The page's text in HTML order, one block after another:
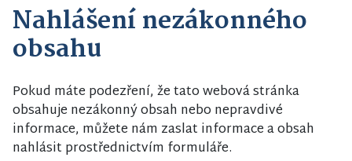
Nahlášení nezákonného
obsahu
Pokud máte podezření, že tato webová stránka
obsahuje nezákonný obsah nebo nepravdivé
informace, můžete nám zaslat informace a obsah
nahlásit prostřednictvím formuláře.